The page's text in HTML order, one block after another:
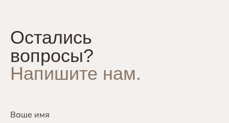
Остались
вопросы?
Напишите нам.
Ваше имя